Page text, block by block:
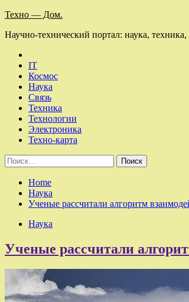
Skip
content
Техно — Дом.
Научно-технический портал: наука,
IT
Космос
Наука
Связь
Техника
Технологии
Электроника
Техно-карта
Найти:
Home
Наука
Ученые рассчитали алгоритм
Наука
Ученые рассчитали